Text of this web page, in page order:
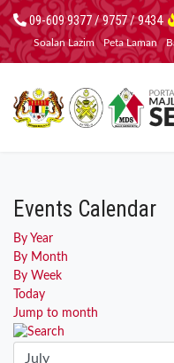
09-609 9377 / 9757 / 9434
Soalan Lazim Peta Laman
Events Calendar
By Year
By Month
By Week
Today
Jump to month